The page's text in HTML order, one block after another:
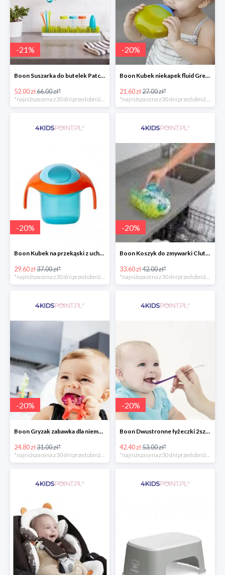
-21%
Boon Suszarka do butelek Patch -20%
52.00 zł66.00 zł*
*najniższa cena z 30 dni przed obniżką
-20%
Boon Kubek niekapek fluid Green/Blue -20%
21.60 zł27.00 zł*
*najniższa cena z 30 dni przed obniżką
-20%
Boon Kubek na przekąski z uchwytami -20%
29.60 zł37.00 zł*
*najniższa cena z 30 dni przed obniżką
-20%
Boon Koszyk do zmywarki Clutch -20%
33.60 zł42.00 zł*
*najniższa cena z 30 dni przed obniżką
-20%
Boon Gryzak zabawka dla niemowlaka jednorożec Prance -20%
24.80 zł31.00 zł*
-20%
Boon Dwustronne łyżeczki 2szt. Orange -20%
42.40 zł53.00 zł*